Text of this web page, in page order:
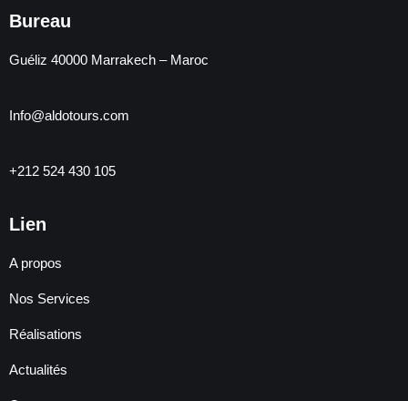
Bureau
Guéliz 40000 Marrakech – Maroc
Info@aldotours.com
+212 524 430 105
Lien
A propos
Nos Services
Réalisations
Actualités